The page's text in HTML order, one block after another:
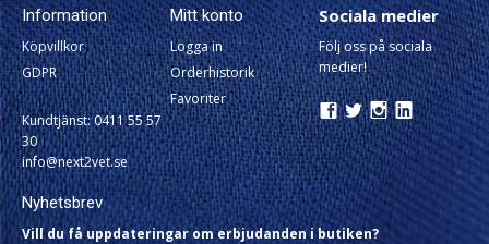
Information
Köpvillkor
GDPR
Kundtjänst: 0411 55 57
30
info@next2vet.se
Mitt konto
Logga in
Orderhistorik
Favoriter
Sociala medier
Följ oss på sociala
medier!
Nyhetsbrev
Vill du få uppdateringar om erbjudanden i butiken?